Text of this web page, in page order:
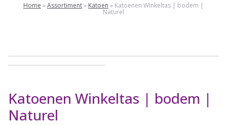
Home »Assortiment» Katoen » Katoenen Winkeltas | bodem |
Naturel
Katoenen Winkeltas | bodem |
Naturel